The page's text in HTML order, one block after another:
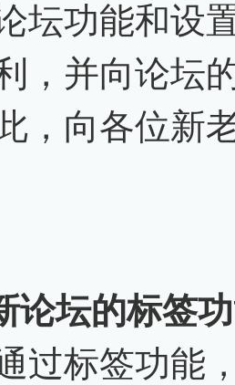
坛功能和设
，并向论坛
，向各位新
论坛的标签
过标签功能